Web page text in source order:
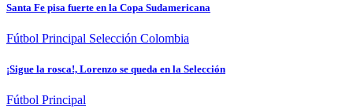
Santa Fe pisa fuerte en la Copa Sudamericana
Fútbol Principal Selección Colombia
¡Sigue la rosca!, Lorenzo se queda en la Selección
Fútbol Principal